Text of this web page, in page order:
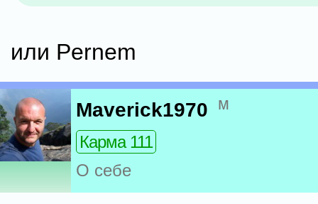
или Pernem
Maverick1970 м
Карма 111
О себе